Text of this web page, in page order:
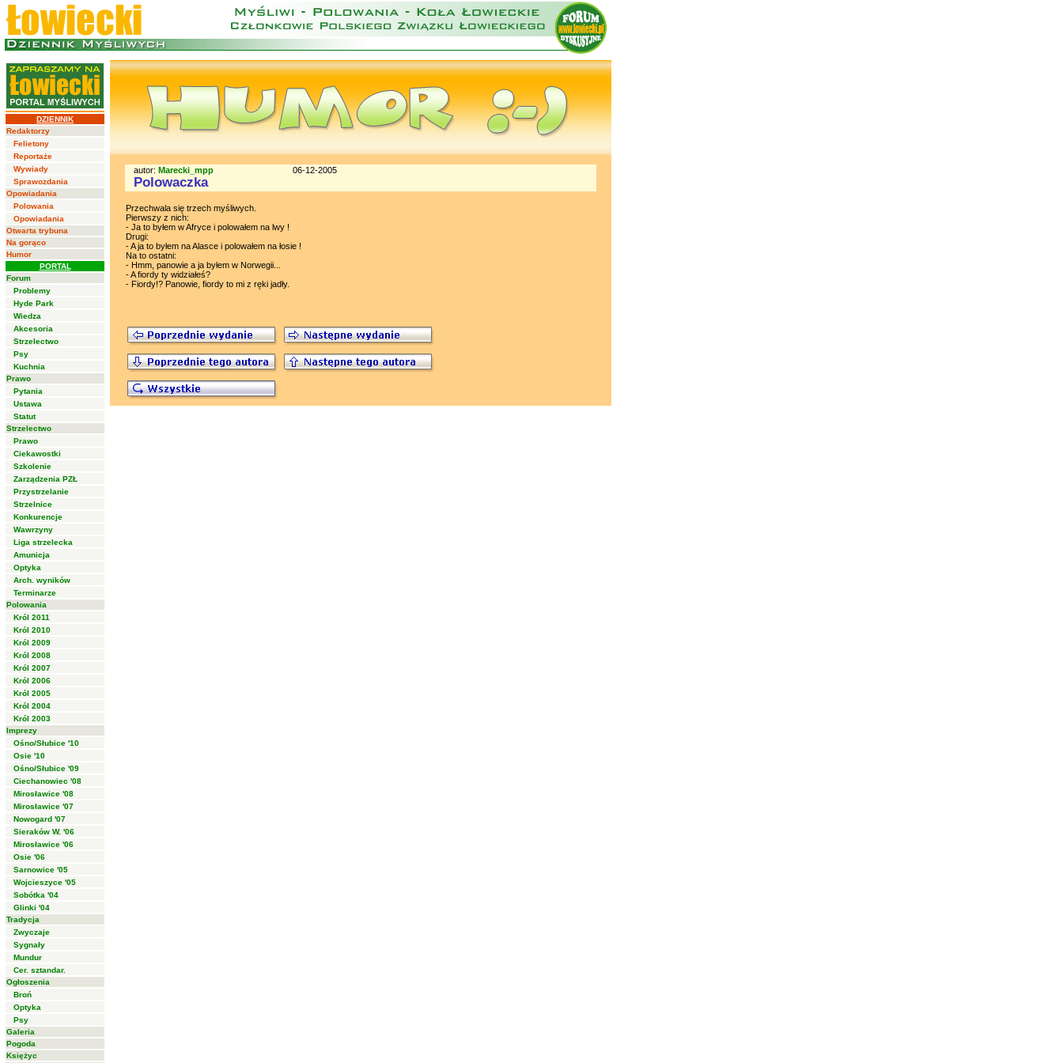
DZIENNIK
Redaktorzy
Felietony
Reportaże
Wywiady
Sprawozdania
Opowiadania
Polowania
Opowiadania
Otwarta trybuna
Na gorąco
Humor
PORTAL
Forum
Problemy
Hyde Park
Wiedza
Akcesoria
Strzelectwo
Psy
Kuchnia
Prawo
Pytania
Ustawa
Statut
Strzelectwo
Prawo
Ciekawostki
Szkolenie
Zarządzenia PZŁ
Przystrzelanie
Strzelnice
Konkurencje
Wawrzyny
Liga strzelecka
Amunicja
Optyka
Arch. wyników
Terminarze
Polowania
Król 2011
Król 2010
Król 2009
Król 2008
Król 2007
Król 2006
Król 2005
Król 2004
Król 2003
Imprezy
Ośno/Słubice '10
Osie '10
Ośno/Słubice '09
Ciechanowiec '08
Mirosławice '08
Mirosławice '07
Nowogard '07
Sieraków W. '06
Mirosławice '06
Osie '06
Sarnowice '05
Wojcieszyce '05
Sobótka '04
Glinki '04
Tradycja
Zwyczaje
Sygnały
Mundur
Cer. sztandar.
Ogłoszenia
Broń
Optyka
Psy
Galeria
Pogoda
Księżyc
autor: Marecki_mpp 06-12-2005
Polowaczka
Przechwala się trzech myśliwych.
Pierwszy z nich:
- Ja to byłem w Afryce i polowałem na lwy !
Drugi:
- A ja to byłem na Alasce i polowałem na łosie !
Na to ostatni:
- Hmm, panowie a ja byłem w Norwegii...
- A fiordy ty widziałeś?
- Fiordy!? Panowie, fiordy to mi z ręki jadły.